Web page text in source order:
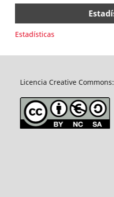
Estadísticas
Licencia Creative Commons: